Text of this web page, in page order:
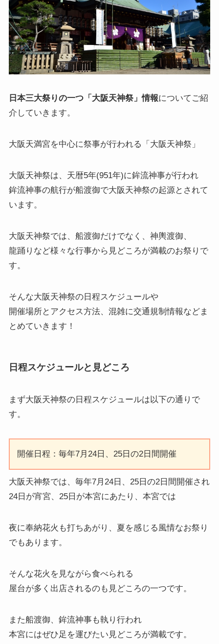
日本三大祭りの一つ「大阪天神祭」情報についてご紹
介していきます。
大阪天満宮を中心に祭事が行われる「大阪天神祭」
大阪天神祭は、天暦5年(951年)に鉾流神事が行われ
鉾流神事の航行が船渡御で大阪天神祭の起源とされて
います。
大阪天神祭では、船渡御だけでなく、神輿渡御、
龍踊りなど様々な行事から見どころが満載のお祭りで
す。
そんな大阪天神祭の日程スケジュールや
開催場所とアクセス方法、混雑に交通規制情報などま
とめていきます！
日程スケジュールと見どころ
まず大阪天神祭の日程スケジュールは以下の通りで
す。
開催日程：毎年7月24日、25日の2日間開催
大阪天神祭では、毎年7月24日、25日の2日間開催され
24日が宵宮、25日が本宮にあたり、本宮では
夜に奉納花火も打ちあがり、夏を感じる風情なお祭り
でもあります。
そんな花火を見ながら食べられる
屋台が多く出店されるのも見どころの一つです。
また船渡御、鉾流神事も執り行われ
本宮にはぜひ足を運びたい見どころが満載です。